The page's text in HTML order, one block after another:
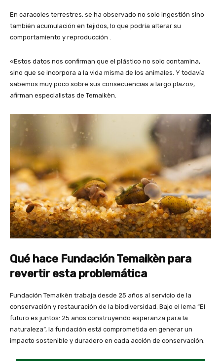
En caracoles terrestres, se ha observado no solo ingestión sino
también acumulación en tejidos, lo que podría alterar su
comportamiento y reproducción .
«Estos datos nos confirman que el plástico no solo contamina,
sino que se incorpora a la vida misma de los animales. Y todavía
sabemos muy poco sobre sus consecuencias a largo plazo»,
afirman especialistas de Temaikèn.
Qué hace Fundación Temaikèn para
revertir esta problemática
Fundación Temaikèn trabaja desde 25 años al servicio de la
conservación y restauración de la biodiversidad. Bajo el lema “El
futuro es juntos: 25 años construyendo esperanza para la
naturaleza”, la fundación está comprometida en generar un
impacto sostenible y duradero en cada acción de conservación.